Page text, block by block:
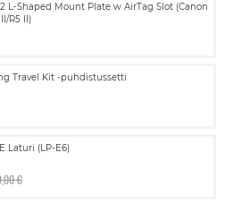
L-Shaped Mount Plate w AirTag Slot (Canon
R5 II)
Travel Kit -puhdistussetti
Laturi (LP-E6)
€